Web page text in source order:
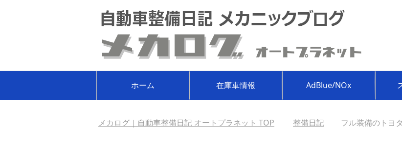
ホーム 在庫車情報 AdBlue/NOx
メカログ｜自動車整備日記 オートプラネット TOP 整備日記 フル装備のトヨ